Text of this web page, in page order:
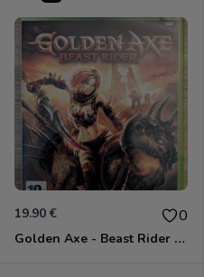
19.90 € 0
Golden Axe - Beast Rider Xbox 360